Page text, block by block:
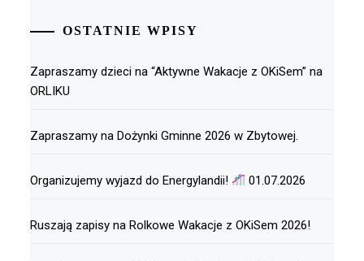
OSTATNIE WPISY
Zapraszamy dzieci na “Aktywne Wakacje z OKiSem” na
ORLIKU
Zapraszamy na Dożynki Gminne 2026 w Zbytowej.
Organizujemy wyjazd do Energylandii! 01.07.2026
Ruszają zapisy na Rolkowe Wakacje z OKiSem 2026!